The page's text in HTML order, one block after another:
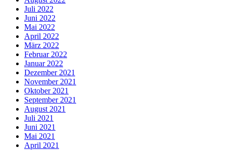
Juli 2022
Juni 2022
Mai 2022
April 2022
März 2022
Februar 2022
Januar 2022
Dezember 2021
November 2021
Oktober 2021
September 2021
August 2021
Juli 2021
Juni 2021
Mai 2021
April 2021